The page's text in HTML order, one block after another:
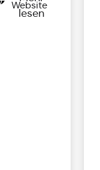
Website
lesen